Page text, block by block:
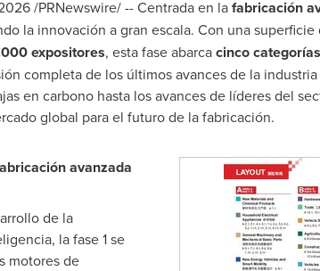
/PRNewswire/ --Centrada en lafabricación
la innovación a gran escala. Con una superficie
expositores, esta fase abarcacinco
completa de los últimos avances de la
en carbono hasta los avances de líderes del
global para el futuro de la fabricación.
avanzada
de la
la fase 1 se
motores de